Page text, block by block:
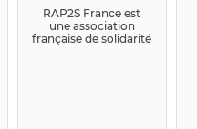
Solidaire RAP2S
France
RAP2S France est
une association
française de solidarité